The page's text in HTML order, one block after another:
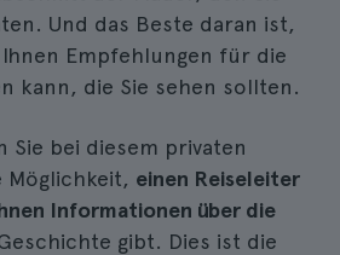
Und das Beste daran ist,
Empfehlungen für die
kann, die Sie sehen sollten.
Sie bei diesem privaten
Möglichkeit, einen Reiseleiter
Informationen über die
gibt. Dies ist die